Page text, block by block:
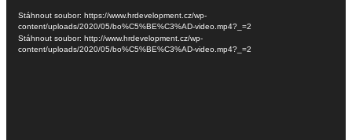
Stáhnout soubor: https://www.hrdevelopment.cz/wp-
content/uploads/2020/05/bo%C5%BE%C3%AD-video.mp4?_=2
Stáhnout soubor: http://www.hrdevelopment.cz/wp-
content/uploads/2020/05/bo%C5%BE%C3%AD-video.mp4?_=2